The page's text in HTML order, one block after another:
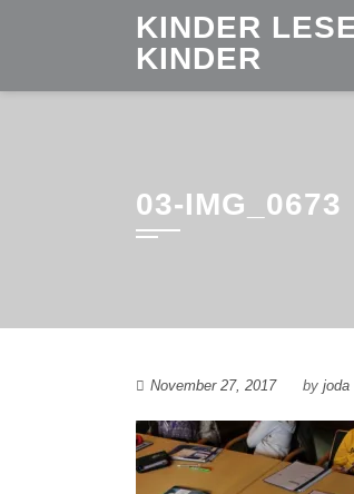
KINDER
KINDER
03-IMG_0673
November 27, 2017 by joda